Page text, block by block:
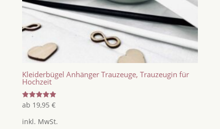
Kleiderbügel Anhänger Trauzeuge, Trauzeugin für
Hochzeit
Bewertet
mit
von 5
ab 19,95 €
inkl. MwSt.